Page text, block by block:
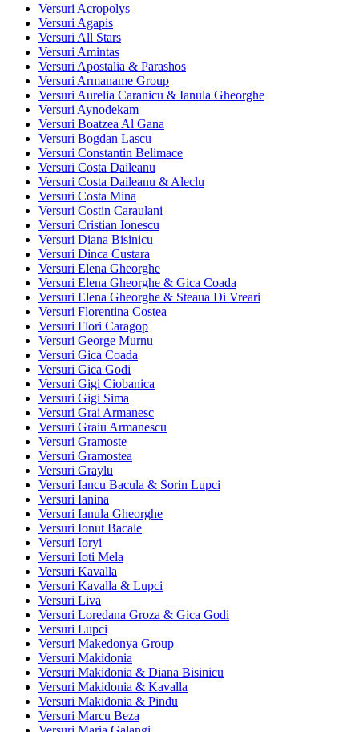
Versuri Acropolys
Versuri Agapis
Versuri All Stars
Versuri Amintas
Versuri Apostalia & Parashos
Versuri Armaname Group
Versuri Aurelia Caranicu & Ianula Gheorghe
Versuri Aynodekam
Versuri Boatzea Al Gana
Versuri Bogdan Lascu
Versuri Constantin Belimace
Versuri Costa Daileanu
Versuri Costa Daileanu & Aleclu
Versuri Costa Mina
Versuri Costin Caraulani
Versuri Cristian Ionescu
Versuri Diana Bisinicu
Versuri Dinca Custara
Versuri Elena Gheorghe
Versuri Elena Gheorghe & Gica Coada
Versuri Elena Gheorghe & Steaua Di Vreari
Versuri Florentina Costea
Versuri Flori Caragop
Versuri George Murnu
Versuri Gica Coada
Versuri Gica Godi
Versuri Gigi Ciobanica
Versuri Gigi Sima
Versuri Grai Armanesc
Versuri Graiu Armanescu
Versuri Gramoste
Versuri Gramostea
Versuri Graylu
Versuri Iancu Bacula & Sorin Lupci
Versuri Ianina
Versuri Ianula Gheorghe
Versuri Ionut Bacale
Versuri Ioryi
Versuri Ioti Mela
Versuri Kavalla
Versuri Kavalla & Lupci
Versuri Liva
Versuri Loredana Groza & Gica Godi
Versuri Lupci
Versuri Makedonya Group
Versuri Makidonia
Versuri Makidonia & Diana Bisinicu
Versuri Makidonia & Kavalla
Versuri Makidonia & Pindu
Versuri Marcu Beza